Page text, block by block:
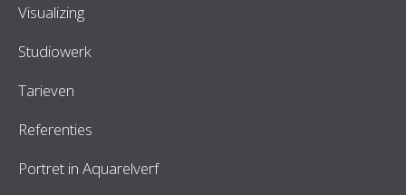
Visualizing
Studiowerk
Tarieven
Referenties
Portret in Aquarelverf